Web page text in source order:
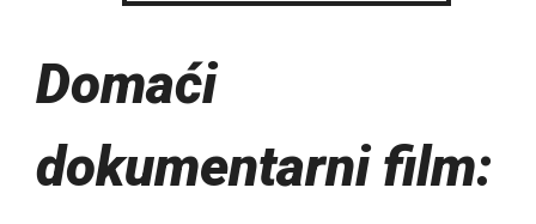
Domaći
dokumentarni film: